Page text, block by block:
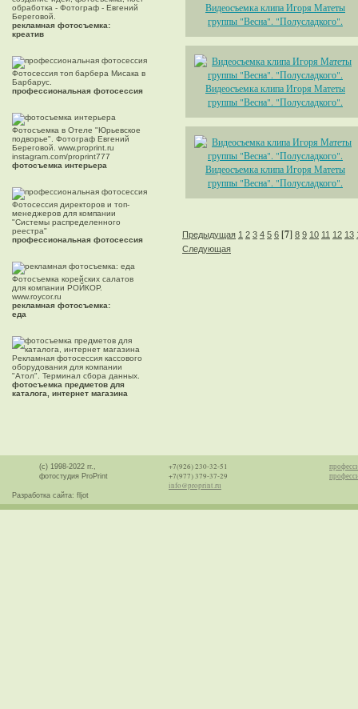
обработка - Фотограф - Евгений
Береговой.
рекламная фотосъемка:
креатив
Фотосессия топ барбера Мисака в
Барбарус.
профессиональная фотосессия
Фотосъемка в Отеле "Юрьевское
подворье". Фотограф Евгений
Береговой. www.proprint.ru
instagram.com/proprint777
фотосъемка интерьера
Фотосессия директоров и топ-
менеджеров для компании
"Системы распределенного
реестра"
профессиональная фотосессия
Фотосъемка корейских салатов
для компании РОЙКОР.
www.roycor.ru
рекламная фотосъемка:
еда
Рекламная фотосессия кассового
оборудования для компании
"Атол". Терминал сбора данных.
фотосъемка предметов для
каталога, интернет магазина
Видеосъемка клипа Игоря Матеты
группы "Весна". "Полусладкого".
Видеосъемка клипа Игоря Матеты
группы "Весна". "Полусладкого".
Видеосъемка клипа Игоря Матеты
группы "Весна". "Полусладкого".
Предыдущая 1 2 3 4 5 6 [7] 8 9 10 11 12 13
Следующая
(с) 1998-2022 гг.,
фотостудия ProPrint
Разработка сайта: fljot
+7(926) 230-32-51
+7(977) 379-37-29
info@proprint.ru